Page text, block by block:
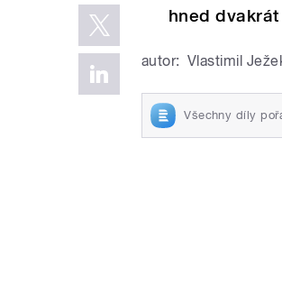
hned
autor: Vlastimil
Všechny díly